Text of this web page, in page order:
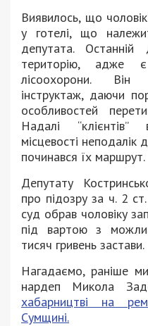
Виявилось, що
у готелі, що
депутата.
територію, адже є
лісоохорони. Він
інструктаж, даючи
особливостей
Надалі
місцевості неподалік
починався їх маршрут.
Депутату
про підозру за ч. 2
суд обрав чоловіку
під вартою з
тисяч гривень застави.
Нагадаємо, раніше
нардеп Микола
хабарництві на
Сумщині.